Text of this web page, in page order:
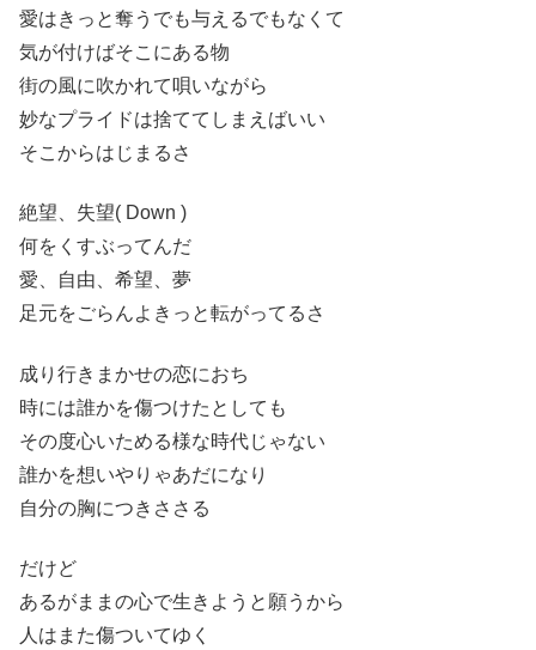
愛はきっと奪うでも与えるでもなくて
気が付けばそこにある物
街の風に吹かれて唄いながら
妙なプライドは捨ててしまえばいい
そこからはじまるさ
絶望、失望( Down )
何をくすぶってんだ
愛、自由、希望、夢
足元をごらんよきっと転がってるさ
成り行きまかせの恋におち
時には誰かを傷つけたとしても
その度心いためる様な時代じゃない
誰かを想いやりゃあだになり
自分の胸につきささる
だけど
あるがままの心で生きようと願うから
人はまた傷ついてゆく